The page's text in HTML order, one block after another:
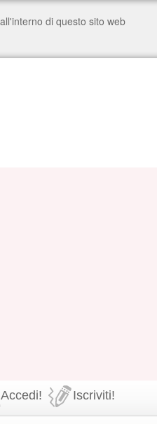
Accedi! Iscriviti!